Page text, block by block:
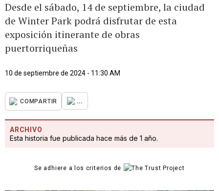
Desde el sábado, 14 de septiembre, la ciudad
de Winter Park podrá disfrutar de esta
exposición itinerante de obras
puertorriqueñas
10 de septiembre de 2024 - 11:30 AM
COMPARTIR ...
ARCHIVO
Esta historia fue publicada hace más de 1 año.
Se adhiere a los criterios de